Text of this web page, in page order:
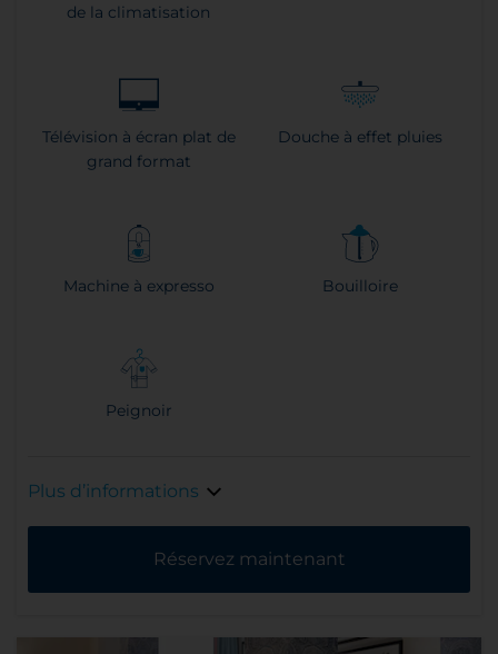
de la climatisation
Télévision à écran plat de
grand format
Douche à effet pluies
Machine à expresso Bouilloire
Peignoir
Plus d’informations
Réservez maintenant